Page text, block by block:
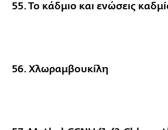
55. Το κάδμιο και ενώσεις
56. Χλωραμβουκίλη